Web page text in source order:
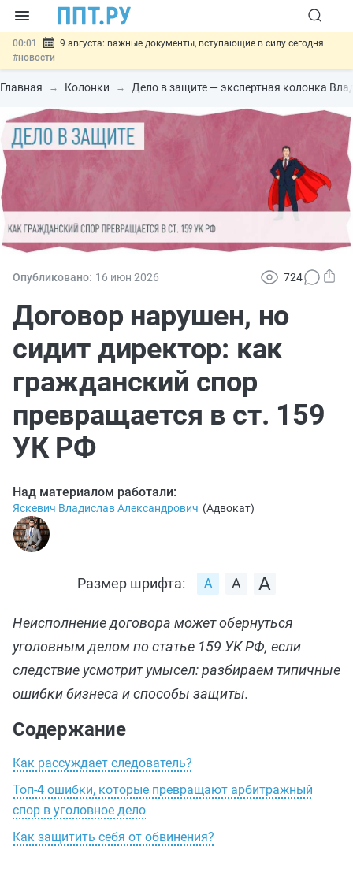
00:01
9 августа: важные документы, вступающие в силу сегодня
#новости
07.08 Подписан закон о блокировке продажи опасных товаров через
«Честный знак»#новости
07.08 Госпошлину за устранение ошибок в документах предлагают
отменить #новости
Разработают единые критерии трудовых и ГПХ-
Главная Колонки Дело в защите — экспертная колонка
Опубликовано: 16 июн 2026 724
Договор нарушен, но
сидит директор: как
гражданский спор
превращается в ст. 159
УК РФ
Над материалом работали:
Яскевич Владислав Александрович (Адвокат)
Размер шрифта:
Неисполнение договора может обернуться
уголовным делом по статье 159 УК РФ, если
следствие усмотрит умысел: разбираем типичные
ошибки бизнеса и способы защиты.
Содержание
Как рассуждает следователь?
Топ-4 ошибки, которые превращают арбитражный
спор в уголовное дело
Как защитить себя от обвинения?